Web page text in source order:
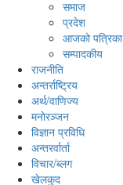
समाज
प्रदेश
आजको पत्रिका
सम्पादकीय
राजनीति
अन्तर्राष्ट्रिय
अर्थ/वाणिज्य
मनाेरञ्जन
विज्ञान प्रविधि
अन्तरर्वार्ता
विचार/ब्लग
खेलकुद